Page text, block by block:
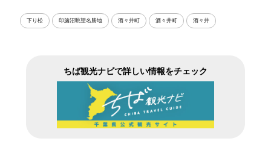
下り松 印旛沼眺望名勝地 酒々井町 酒々井町 酒々井
ちば観光ナビで詳しい情報をチェック